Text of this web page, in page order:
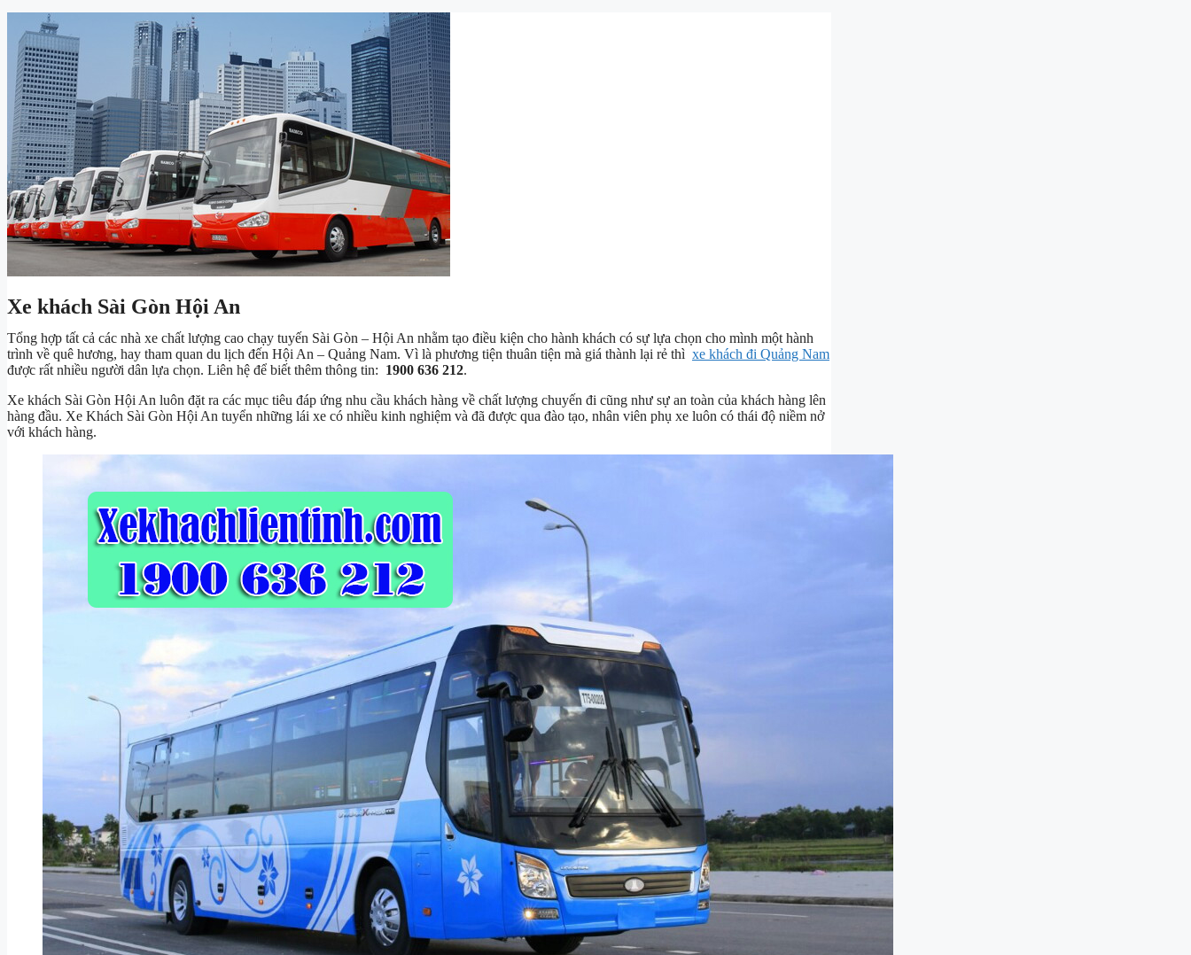
Xe khách Sài Gòn Hội An
Tổng hợp tất cả các nhà xe chất lượng cao chạy tuyến Sài Gòn – Hội An nhằm tạo điều kiện cho hành khách có sự lựa chọn cho mình một hành
trình về quê hương, hay tham quan du lịch đến Hội An – Quảng Nam. Vì là phương tiện thuân tiện mà giá thành lại rẻ thì xe khách đi Quảng Nam
được rất nhiều người dân lựa chọn. Liên hệ để biết thêm thông tin: 1900 636 212.
Xe khách Sài Gòn Hội An luôn đặt ra các mục tiêu đáp ứng nhu cầu khách hàng về chất lượng chuyến đi cũng như sự an toàn của khách hàng lên
hàng đầu. Xe Khách Sài Gòn Hội An tuyển những lái xe có nhiều kinh nghiệm và đã được qua đào tạo, nhân viên phụ xe luôn có thái độ niềm nở
với khách hàng.